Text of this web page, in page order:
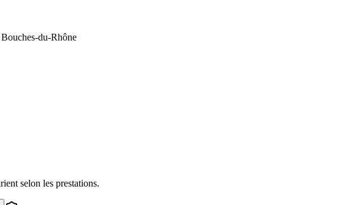
du-Rhône
selon les prestations.